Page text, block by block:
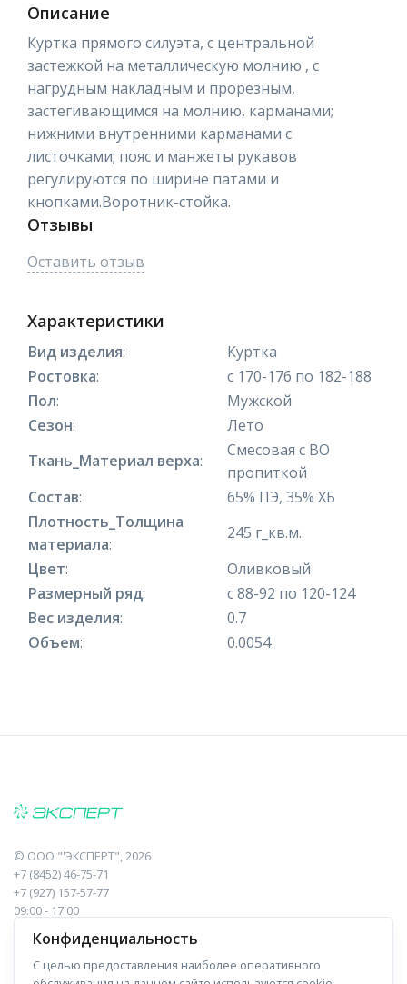
Описание
Куртка прямого силуэта, с центральной
застежкой на металлическую молнию , с
нагрудным накладным и прорезным,
застегивающимся на молнию, карманами;
нижними внутренними карманами с
листочками; пояс и манжеты рукавов
регулируются по ширине патами и
кнопками.Воротник-стойка.
Отзывы
Оставить отзыв
Характеристики
Вид изделия:
Куртка
Ростовка:
с 170-176 по 182-188
Пол:
Мужской
Сезон:
Лето
Ткань_Материал верха:
Смесовая с ВО
пропиткой
Состав:
65% ПЭ, 35% ХБ
Плотность_Толщина
материала:
245 г_кв.м.
Цвет:
Оливковый
Размерный ряд:
с 88-92 по 120-124
Вес изделия:
0.7
Объем: 0.0054
© ООО "'ЭКСПЕРТ", 2026
+7 (8452) 46-75-71
+7 (927) 157-57-77
09:00 - 17:00
410017, Саратов, Пугачева, 10 к1, оф.23
Навигация Информация
Конфиденциальность
С целью предоставления наиболее оперативного